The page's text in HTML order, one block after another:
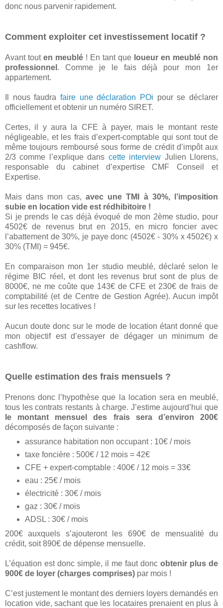
donc nous parvenir rapidement.
Comment exploiter cet investissement locatif ?
Avant tout en meublé ! En tant que loueur en meublé non
professionnel . Comme je le fais déjà pour mon 1er
appartement.
Il nous faudra faire une déclaration POi pour se déclarer
officiellement et obtenir un numéro SIRET.
Certes, il y aura la CFE à payer, mais le montant reste
négligeable, et les frais d’expert-comptable qui sont tout de
même toujours remboursé sous forme de crédit d’impôt aux
2/3 comme l’explique dans cette interview Julien Llorens,
responsable du cabinet d’expertise CMF Conseil et
Expertise.
Mais dans mon cas, avec une TMI à 30%, l’imposition
subie en location vide est rédhibitoire !
Si je prends le cas déjà évoqué de mon 2ème studio, pour
4502€ de revenus brut en 2015, en micro foncier avec
l’abattement de 30%, je paye donc (4502€ - 30% x 4502€) x
30% (TMI) = 945€.
En comparaison mon 1er studio meublé, déclaré selon le
régime BIC réel, et dont les revenus brut sont de plus de
8000€, ne me coûte que 143€ de CFE et 230€ de frais de
comptabilité (et de Centre de Gestion Agrée). Aucun impôt
sur les recettes locatives !
Aucun doute donc sur le mode de location étant donné que
mon objectif est d’essayer de dégager un minimum de
cashflow.
Quelle estimation des frais mensuels ?
Prenons donc l’hypothèse que la location sera en meublé,
tous les contrats restants à charge. J’estime aujourd’hui que
le montant mensuel des frais sera d’environ 200€
décomposés de façon suivante :
assurance habitation non occupant : 10€ / mois
taxe foncière : 500€ / 12 mois = 42€
CFE + expert-comptable : 400€ / 12 mois = 33€
eau : 25€ / mois
électricité : 30€ / mois
gaz : 30€ / mois
ADSL : 30€ / mois
200€ auxquels s’ajouteront les 690€ de mensualité du
crédit, soit 890€ de dépense mensuelle.
L’équation est donc simple, il me faut donc obtenir plus de
900€ de loyer (charges comprises) par mois !
C’est justement le montant des derniers loyers demandés en
location vide, sachant que les locataires prenaient en plus à